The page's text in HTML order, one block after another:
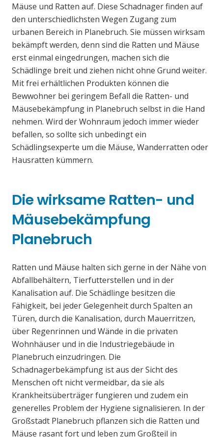
Mäuse und Ratten auf. Diese Schadnager finden auf
den unterschiedlichsten Wegen Zugang zum
urbanen Bereich in Planebruch. Sie müssen wirksam
bekämpft werden, denn sind die Ratten und Mäuse
erst einmal eingedrungen, machen sich die
Schädlinge breit und ziehen nicht ohne Grund weiter.
Mit frei erhältlichen Produkten können die
Bewwohner bei geringem Befall die Ratten- und
Mäusebekämpfung in Planebruch selbst in die Hand
nehmen. Wird der Wohnraum jedoch immer wieder
befallen, so sollte sich unbedingt ein
Schädlingsexperte um die Mäuse, Wanderratten oder
Hausratten kümmern.
Die wirksame Ratten- und
Mäusebekämpfung
Planebruch
Ratten und Mäuse halten sich gerne in der Nähe von
Abfallbehältern, Tierfutterstellen und in der
Kanalisation auf. Die Schädlinge besitzen die
Fähigkeit, bei jeder Gelegenheit durch Spalten an
Türen, durch die Kanalisation, durch Mauerritzen,
über Regenrinnen und Wände in die privaten
Wohnhäuser und in die Industriegebäude in
Planebruch einzudringen. Die
Schadnagerbekämpfung ist aus der Sicht des
Menschen oft nicht vermeidbar, da sie als
Krankheitsüberträger fungieren und zudem ein
generelles Problem der Hygiene signalisieren. In der
Großstadt Planebruch pflanzen sich die Ratten und
Mäuse rasant fort und leben zum Großteil in